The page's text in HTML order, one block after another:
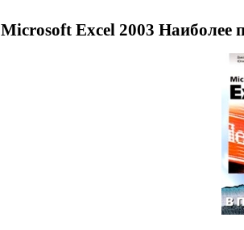
Microsoft Excel 2003 Наиболее